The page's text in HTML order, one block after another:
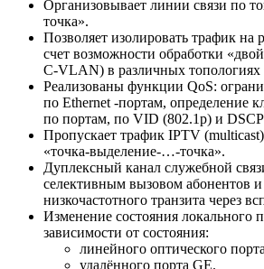
Организовывает линии связи по
точка».
Позволяет изолировать трафик на
счет возможности обработки
C-VLAN) в различных топологиях
Реализованы функции QoS:
по Ethernet -портам, определение
по портам, по VID (802.1p) и
Пропускает трафик IPTV
«точка-выделение-…-точка».
Дуплексный канал служебной
селективным вызовом абонентов и
низкочастотного транзита через
Изменение состояния локального
зависимости от состояния:
линейного оптического
удалённого порта GE.